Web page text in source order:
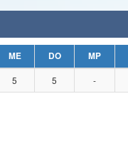
ME DO MP
5 5 -